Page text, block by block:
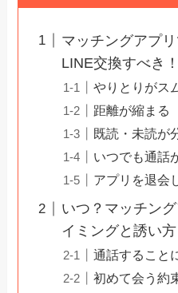
マッチングアプ
LINE交換すべき！
やりとりがス
距離が縮まる
既読・未読が
いつでも通話
アプリを退会
いつ？マッチン
イミングと誘い方
通話すること
初めて会う約